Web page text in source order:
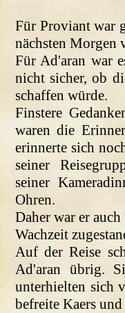
Für Proviant war
nächsten Morgen
Für Ad'aran war
nicht sicher, ob
schaffen würde.
Finstere
waren die
erinnerte sich
seiner
seiner
Ohren.
Daher war er
Wachzeit
Auf der Reise
Ad'aran übrig.
unterhielten sich
befreite Kaers